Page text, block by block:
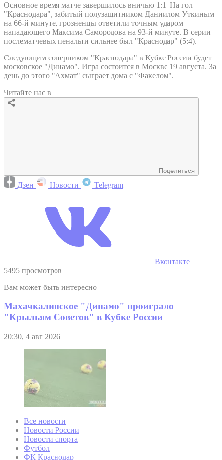
Основное время матче завершилось вничью 1:1. На гол
"Краснодара", забитый полузащитником Даниилом Уткиным
на 66-й минуте, грозненцы ответили точным ударом
нападающего Максима Самородова на 93-й минуте. В серии
послематчевых пенальти сильнее был "Краснодар" (5:4).
Следующим соперником "Краснодара" в Кубке России будет
московское "Динамо". Игра состоится в Москве 19 августа. За
день до этого "Ахмат" сыграет дома с "Факелом".
Читайте нас в
Поделиться
Дзен Новости Telegram
Вконтакте
5495 просмотров
Вам может быть интересно
Махачкалинское "Динамо" проиграло
"Крыльям Советов" в Кубке России
20:30, 4 авг 2026
Все новости
Новости России
Новости спорта
Футбол
ФК Краснодар